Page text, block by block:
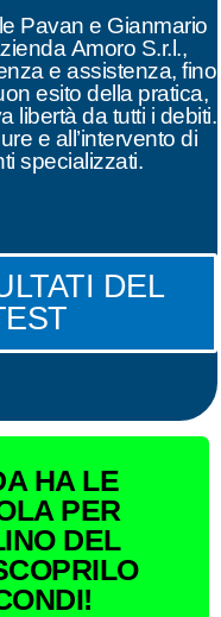
Pavan e Gianmario
Amoro S.r.l.,
e assistenza, fino
esito della pratica,
libertà da tutti i debiti.
e all’intervento di
specializzati.
DEL
HA LE
PER
DEL